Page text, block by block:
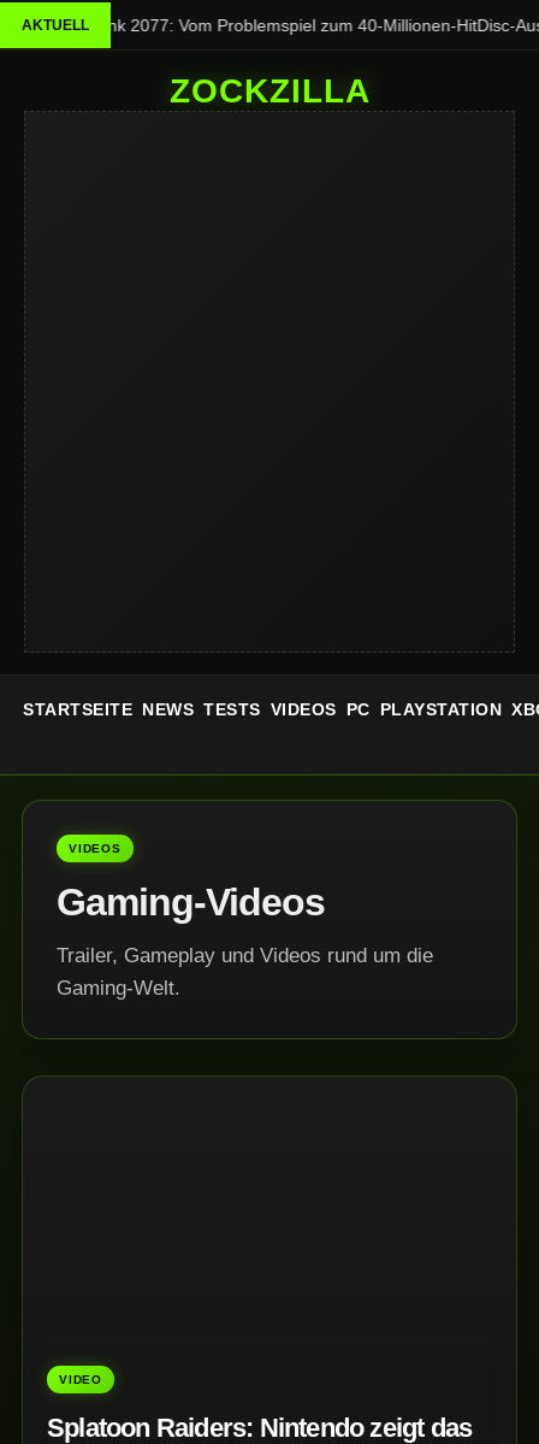
AKTUELL
Cyberpunk 2077: Vom Problemspiel zum 40-Millionen-HitDisc-Aus
ZOCKZILLA
STARTSEITE NEWS TESTS VIDEOS PC PLAYSTATION
VIDEOS
Gaming-Videos
Trailer, Gameplay und Videos rund um die
Gaming-Welt.
VIDEO
Splatoon Raiders: Nintendo zeigt das